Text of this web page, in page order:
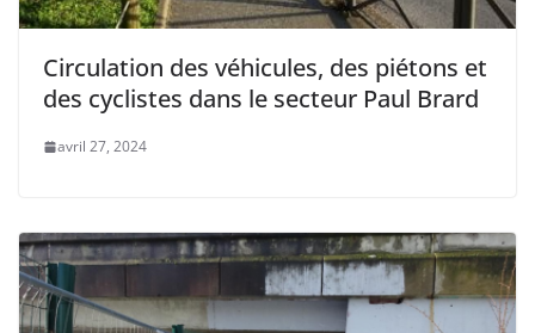
Circulation des véhicules, des piétons et
des cyclistes dans le secteur Paul Brard
avril 27, 2024